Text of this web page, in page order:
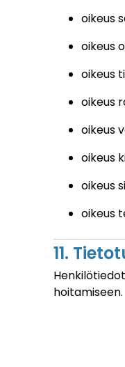
oikeus
oikeus
oikeus
oikeus
oikeus
oikeus
oikeus
oikeus
11.
hoitamiseen.